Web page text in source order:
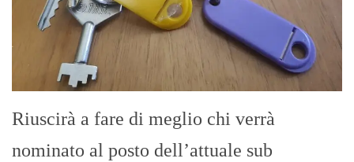
Riuscirà a fare di meglio chi verrà
nominato al posto dell’attuale sub